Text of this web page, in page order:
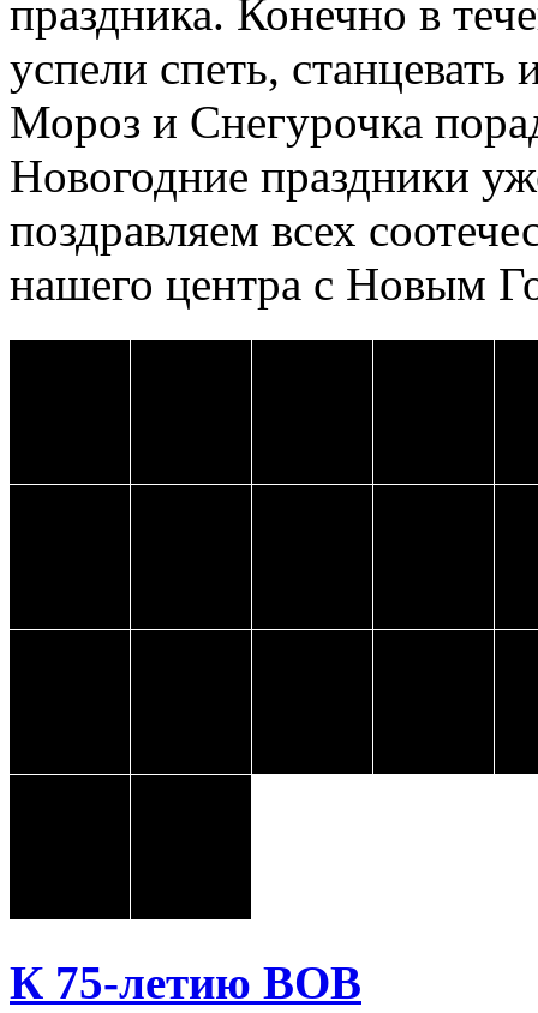
праздника. Конечно в
успели спеть, станцевать
Мороз и Снегурочка
Новогодние праздники
поздравляем всех
нашего центра с Новым
К 75-летию ВОВ